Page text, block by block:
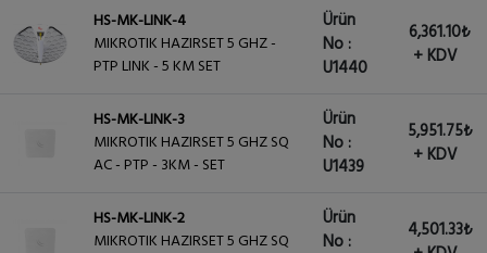
HS-MK-LINK-4
MIKROTIK HAZIRSET 5 GHZ -
PTP LINK - 5 KM SET
Ürün
No :
U1440
6,361.10₺
+ KDV
HS-MK-LINK-3
MIKROTIK HAZIRSET 5 GHZ SQ
AC - PTP - 3KM - SET
Ürün
No :
U1439
5,951.75₺
+ KDV
HS-MK-LINK-2
MIKROTIK HAZIRSET 5 GHZ SQ
Ürün
No :
4,501.33₺